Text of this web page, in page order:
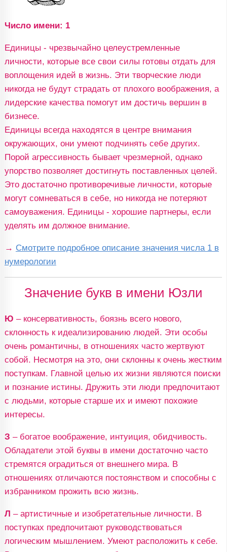
Число имени: 1
Единицы - чрезвычайно целеустремленные
личности, которые все свои силы готовы отдать для
воплощения идей в жизнь. Эти творческие люди
никогда не будут страдать от плохого воображения, а
лидерские качества помогут им достичь вершин в
бизнесе.
Единицы всегда находятся в центре внимания
окружающих, они умеют подчинять себе других.
Порой агрессивность бывает чрезмерной, однако
упорство позволяет достигнуть поставленных целей.
Это достаточно противоречивые личности, которые
могут сомневаться в себе, но никогда не потеряют
самоуважения. Единицы - хорошие партнеры, если
уделять им должное внимание.
→ Смотрите подробное описание значения числа 1 в
нумерологии
Значение букв в имени Юзли
Ю – консервативность, боязнь всего нового,
склонность к идеализированию людей. Эти особы
очень романтичны, в отношениях часто жертвуют
собой. Несмотря на это, они склонны к очень жестким
поступкам. Главной целью их жизни являются поиски
и познание истины. Дружить эти люди предпочитают
с людьми, которые старше их и имеют похожие
интересы.
З – богатое воображение, интуиция, обидчивость.
Обладатели этой буквы в имени достаточно часто
стремятся оградиться от внешнего мира. В
отношениях отличаются постоянством и способны с
избранником прожить всю жизнь.
Л – артистичные и изобретательные личности. В
поступках предпочитают руководствоваться
логическим мышлением. Умеют расположить к себе.